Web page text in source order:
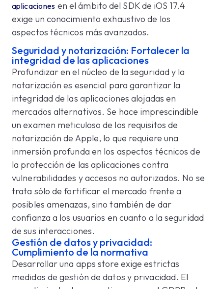
aplicaciones en el ámbito del SDK de iOS 17.4
exige un conocimiento exhaustivo de los
aspectos técnicos más avanzados.
Seguridad y notarización: Fortalecer la
integridad de las aplicaciones
Profundizar en el núcleo de la seguridad y la
notarización es esencial para garantizar la
integridad de las aplicaciones alojadas en
mercados alternativos. Se hace imprescindible
un examen meticuloso de los requisitos de
notarización de Apple, lo que requiere una
inmersión profunda en los aspectos técnicos de
la protección de las aplicaciones contra
vulnerabilidades y accesos no autorizados. No se
trata sólo de fortificar el mercado frente a
posibles amenazas, sino también de dar
confianza a los usuarios en cuanto a la seguridad
de sus interacciones.
Gestión de datos y privacidad:
Cumplimiento de la normativa
Desarrollar una apps store exige estrictas
medidas de gestión de datos y privacidad. El